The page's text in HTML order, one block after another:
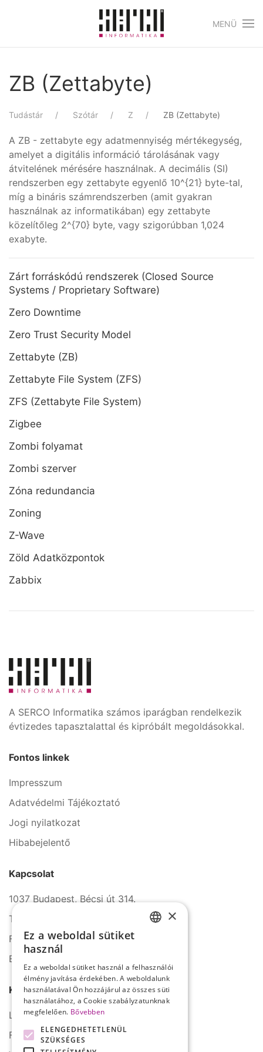
Skip to main content
MENÜ
ZB (Zettabyte)
Tudástár Szótár Z ZB (Zettabyte)
A ZB - zettabyte egy adatmennyiség mértékegység,
amelyet a digitális információ tárolásának vagy
átvitelének mérésére használnak. A decimális (SI)
rendszerben egy zettabyte egyenlő 10^{21} byte-tal,
míg a bináris számrendszerben (amit gyakran
használnak az informatikában) egy zettabyte
közelítőleg 2^{70} byte, vagy szigorúbban 1,024
exabyte.
Zárt forráskódú rendszerek (Closed Source
Systems / Proprietary Software)
Zero Downtime
Zero Trust Security Model
Zettabyte (ZB)
Zettabyte File System (ZFS)
ZFS (Zettabyte File System)
Zigbee
Zombi folyamat
Zombi szerver
Zóna redundancia
Zoning
Z-Wave
Zöld Adatközpontok
Zabbix
A SERCO Informatika számos iparágban rendelkezik
évtizedes tapasztalattal és kipróbált megoldásokkal.
Fontos linkek
Impresszum
Adatvédelmi Tájékoztató
Jogi nyilatkozat
Hibabejelentő
Kapcsolat
1037 Budapest, Bécsi út 314.
Tel.: +36 1 272 2140
Fax: +36 1 272 2150
E-mail: info@serco.hu
Kövessen minket
LinkedIn
Facebook
×
Ez a weboldal sütiket
használ
Ez a weboldal sütiket használ a felhasználói
élmény javítása érdekében. A weboldalunk
használatával Ön hozzájárul az összes süti
használatához, a Cookie szabályzatunknak
megfelelően. Bővebben
ELENGEDHETETLENÜL
SZÜKSÉGES